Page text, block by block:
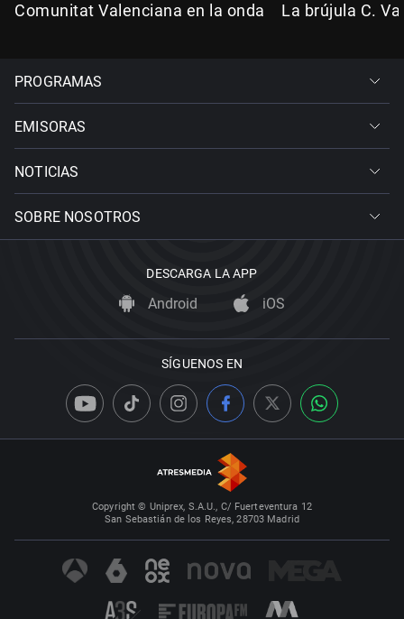
Comunitat Valenciana en la onda La brújula C.
PROGRAMAS
EMISORAS
NOTICIAS
SOBRE NOSOTROS
DESCARGA LA APP
Android iOS
SÍGUENOS EN
Copyright © Uniprex, S.A.U., C/ Fuerteventura 12
San Sebastián de los Reyes, 28703 Madrid